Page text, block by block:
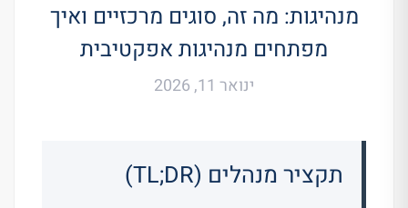
מנהיגות: מה זה, סוגים מרכזיים ואיך
מפתחים מנהיגות אפקטיבית
ינואר 11, 2026
תקציר מנהלים (TL;DR)